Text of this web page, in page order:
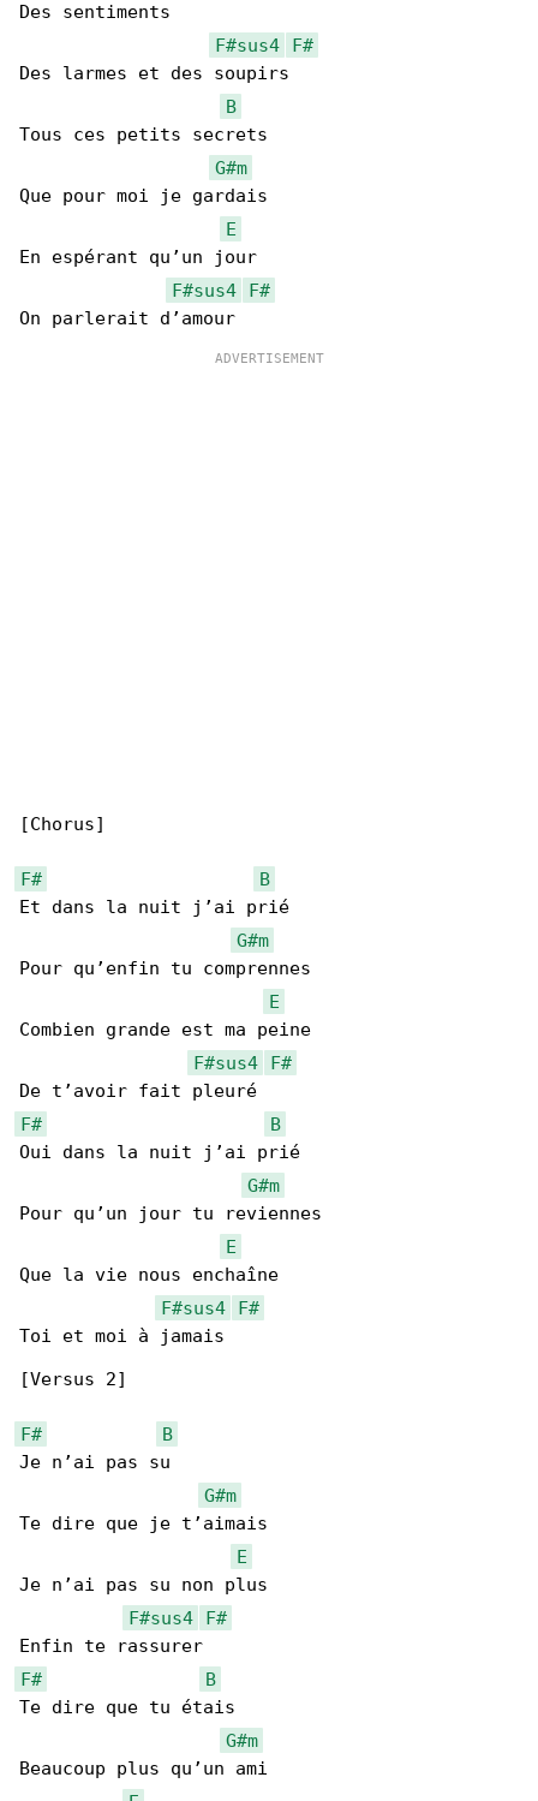
Des sentiments
F#sus4
F#
Des larmes et des soupirs
B
Tous ces petits secrets
G#m
Que pour moi je gardais
E
En espérant qu’un jour
F#sus4
F#
[Chorus]
F#
B
Et dans la nuit j’ai prié
G#m
Pour qu’enfin tu comprennes
E
Combien grande est ma peine
F#sus4
F#
F#
B
Oui dans la nuit j’ai prié
G#m
Pour qu’un jour tu reviennes
E
Que la vie nous enchaîne
F#sus4
F#
Toi et moi à jamais
[Versus 2]
F#
B
Je n’ai pas su
G#m
Te dire que je t’aimais
E
Je n’ai pas su non plus
F#sus4
F#
F#
B
Te dire que tu étais
G#m
Beaucoup plus qu’un ami